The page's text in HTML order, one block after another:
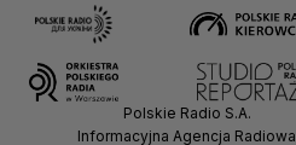
Polskie Radio S.A.
Informacyjna Agencja Radiowa